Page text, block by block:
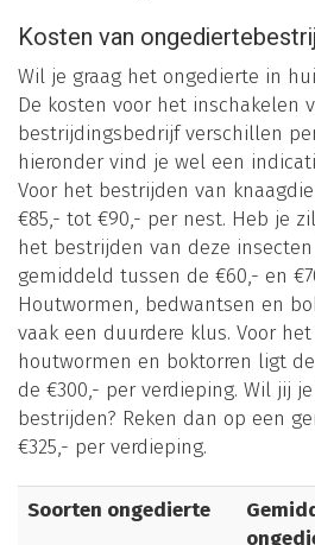
Kosten van
Wil je graag het ongedierte in
De kosten voor het inschakelen
bestrijdingsbedrijf verschillen
hieronder vind je wel een
Voor het bestrijden van
€85,- tot €90,- per nest. Heb je
het bestrijden van deze
gemiddeld tussen de €60,- en
Houtwormen, bedwantsen en
vaak een duurdere klus. Voor
houtwormen en boktorren ligt
de €300,- per verdieping. Wil jij
bestrijden? Reken dan op een
€325,- per verdieping.
Soorten ongedierte